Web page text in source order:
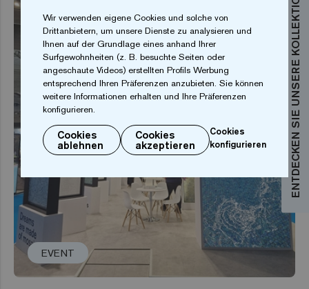
ENTDECKEN SIE UNSERE KOLLEKTIONEN
EVENT
Wir verwenden eigene Cookies und solche von
Drittanbietern, um unsere Dienste zu analysieren und
Ihnen auf der Grundlage eines anhand Ihrer
Surfgewohnheiten (z. B. besuchte Seiten oder
angeschaute Videos) erstellten Profils Werbung
entsprechend Ihren Präferenzen anzubieten. Sie können
weitere Informationen erhalten und Ihre Präferenzen
konfigurieren.
Cookies
ablehnen
Cookies
akzeptieren
Cookies
konfigurieren